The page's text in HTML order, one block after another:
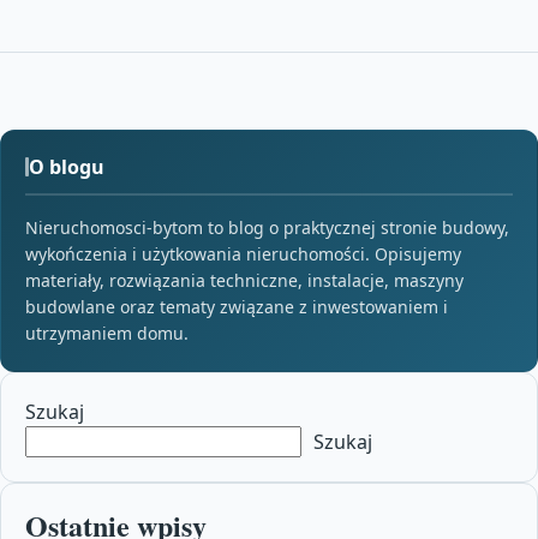
O blogu
Nieruchomosci-bytom to blog o praktycznej stronie budowy,
wykończenia i użytkowania nieruchomości. Opisujemy
materiały, rozwiązania techniczne, instalacje, maszyny
budowlane oraz tematy związane z inwestowaniem i
utrzymaniem domu.
Szukaj
Szukaj
Ostatnie wpisy